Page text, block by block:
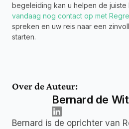
begeleiding kan u helpen de juiste
vandaag nog contact op met
spreken en uw reis naar een
starten.
Over de Auteur:
Bernard de Wit
Bernard is de oprichter van